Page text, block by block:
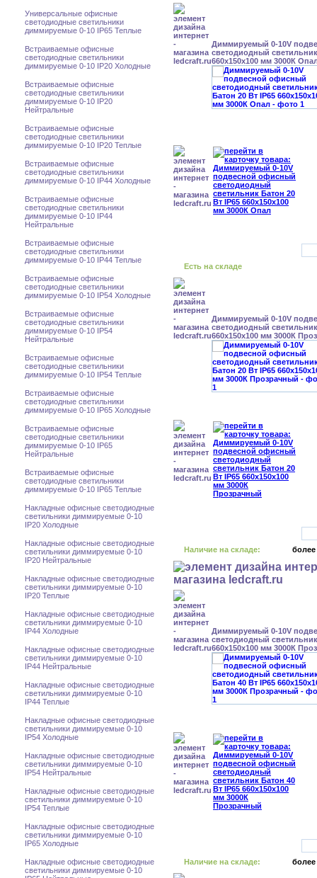
Универсальные офисные
светодиодные светильники
диммируемые 0-10 IP65 Теплые
Встраиваемые офисные
светодиодные светильники
диммируемые 0-10 IP20 Холодные
Встраиваемые офисные
светодиодные светильники
диммируемые 0-10 IP20
Нейтральные
Встраиваемые офисные
светодиодные светильники
диммируемые 0-10 IP20 Теплые
Встраиваемые офисные
светодиодные светильники
диммируемые 0-10 IP44 Холодные
Встраиваемые офисные
светодиодные светильники
диммируемые 0-10 IP44
Нейтральные
Встраиваемые офисные
светодиодные светильники
диммируемые 0-10 IP44 Теплые
Встраиваемые офисные
светодиодные светильники
диммируемые 0-10 IP54 Холодные
Встраиваемые офисные
светодиодные светильники
диммируемые 0-10 IP54
Нейтральные
Встраиваемые офисные
светодиодные светильники
диммируемые 0-10 IP54 Теплые
Встраиваемые офисные
светодиодные светильники
диммируемые 0-10 IP65 Холодные
Встраиваемые офисные
светодиодные светильники
диммируемые 0-10 IP65
Нейтральные
Встраиваемые офисные
светодиодные светильники
диммируемые 0-10 IP65 Теплые
Накладные офисные светодиодные
светильники диммируемые 0-10
IP20 Холодные
Накладные офисные светодиодные
светильники диммируемые 0-10
IP20 Нейтральные
Накладные офисные светодиодные
светильники диммируемые 0-10
IP20 Теплые
Накладные офисные светодиодные
светильники диммируемые 0-10
IP44 Холодные
Накладные офисные светодиодные
светильники диммируемые 0-10
IP44 Нейтральные
Накладные офисные светодиодные
светильники диммируемые 0-10
IP44 Теплые
Накладные офисные светодиодные
светильники диммируемые 0-10
IP54 Холодные
Накладные офисные светодиодные
светильники диммируемые 0-10
IP54 Нейтральные
Накладные офисные светодиодные
светильники диммируемые 0-10
IP54 Теплые
Накладные офисные светодиодные
светильники диммируемые 0-10
IP65 Холодные
Накладные офисные светодиодные
светильники диммируемые 0-10
Диммируемый 0-10V
светодиодный
660x150x100 мм 3000К
Есть на складе
Диммируемый 0-10V
светодиодный
660x150x100 мм 3000К
Наличие на складе: более
Диммируемый 0-10V
светодиодный
660x150x100 мм 3000К
Наличие на складе: более